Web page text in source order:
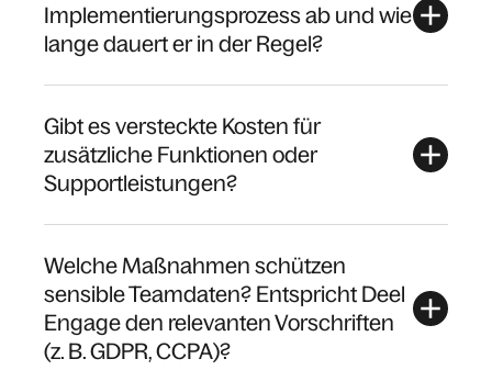
Implementierungsprozess ab und wie
lange dauert er in der Regel?
Gibt es versteckte Kosten für
zusätzliche Funktionen oder
Supportleistungen?
Welche Maßnahmen schützen
sensible Teamdaten? Entspricht Deel
Engage den relevanten Vorschriften
(z. B. GDPR, CCPA)?